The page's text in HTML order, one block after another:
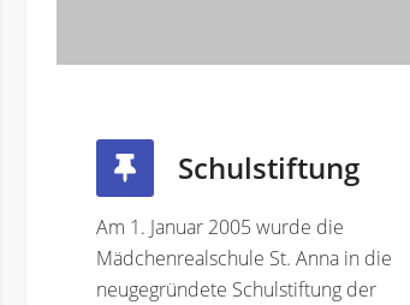
Schulstiftung
Am 1. Januar 2005 wurde die
Mädchenrealschule St. Anna in die
neugegründete Schulstiftung der